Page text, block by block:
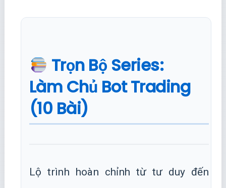
Trọn Bộ Series:
Làm Chủ Bot Trading
(10 Bài)
Lộ trình hoàn chỉnh từ tư duy đến